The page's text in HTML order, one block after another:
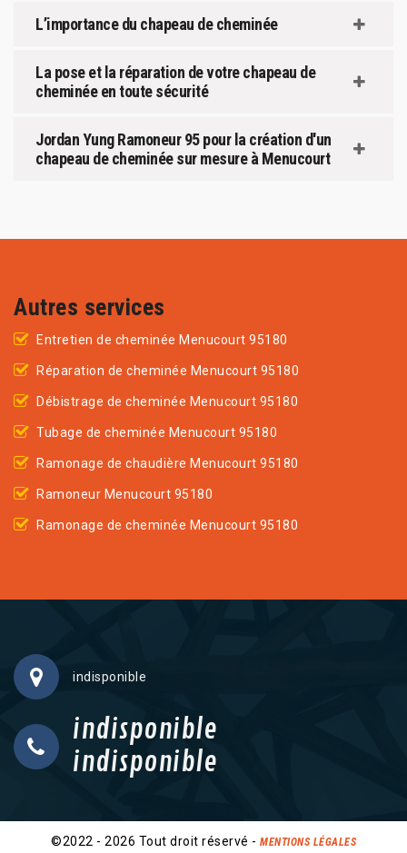
L’importance du chapeau de cheminée
La pose et la réparation de votre chapeau de
cheminée en toute sécurité
Jordan Yung Ramoneur 95 pour la création d'un
chapeau de cheminée sur mesure à Menucourt
Autres services
Entretien de cheminée Menucourt 95180
Réparation de cheminée Menucourt 95180
Débistrage de cheminée Menucourt 95180
Tubage de cheminée Menucourt 95180
Ramonage de chaudière Menucourt 95180
Ramoneur Menucourt 95180
Ramonage de cheminée Menucourt 95180
indisponible
indisponible
indisponible
©2022 - 2026 Tout droit réservé - MENTIONS LÉGALES